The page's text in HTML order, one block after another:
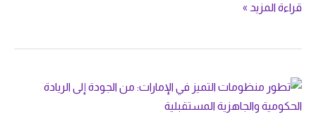
قراءة المزيد »
تطور
منظومات